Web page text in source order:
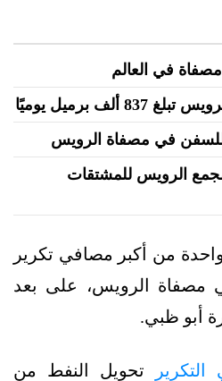
في العالم
ألف برميل يوميًا
الرويس للمشتقات
من أكبر مصافي تكرير
مصفاة الرويس، على بعد
تحويل النفط من